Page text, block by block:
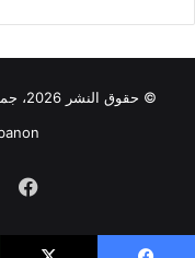
© حقوق النشر 2026، جميع الحقوق محفوظة |